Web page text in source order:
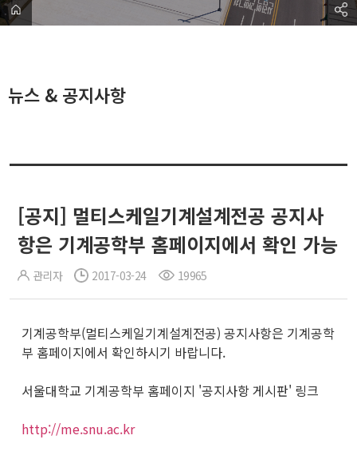
뉴스 & 공지사항
[공지] 멀티스케일기계설계전공 공지사
항은 기계공학부 홈페이지에서 확인 가능
관리자 2017-03-24 19965
기계공학부(멀티스케일기계설계전공) 공지사항은 기계공학
부 홈페이지에서 확인하시기 바랍니다.
서울대학교 기계공학부 홈페이지 '공지사항 게시판' 링크
http://me.snu.ac.kr